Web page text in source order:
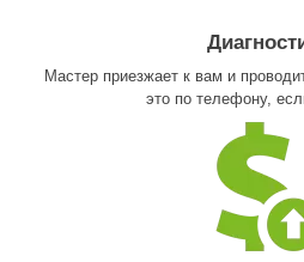
Мастер приезжает к вам и
это по телефону,